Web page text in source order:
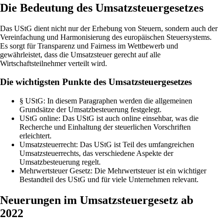
Die Bedeutung des Umsatzsteuergesetzes
Das UStG dient nicht nur der Erhebung von Steuern, sondern auch der
Vereinfachung und Harmonisierung des europäischen Steuersystems.
Es sorgt für Transparenz und Fairness im Wettbewerb und
gewährleistet, dass die Umsatzsteuer gerecht auf alle
Wirtschaftsteilnehmer verteilt wird.
Die wichtigsten Punkte des Umsatzsteuergesetzes
§ UStG: In diesem Paragraphen werden die allgemeinen
Grundsätze der Umsatzbesteuerung festgelegt.
UStG online: Das UStG ist auch online einsehbar, was die
Recherche und Einhaltung der steuerlichen Vorschriften
erleichtert.
Umsatzsteuerrecht: Das UStG ist Teil des umfangreichen
Umsatzsteuerrechts, das verschiedene Aspekte der
Umsatzbesteuerung regelt.
Mehrwertsteuer Gesetz: Die Mehrwertsteuer ist ein wichtiger
Bestandteil des UStG und für viele Unternehmen relevant.
Neuerungen im Umsatzsteuergesetz ab
2022